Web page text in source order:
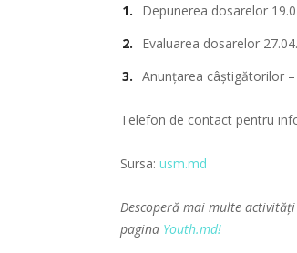
Depunerea dosarelor
Evaluarea dosarelor
Anunțarea câștigătorilor –
Telefon de contact pentru
Sursa: usm.md
Descoperă mai multe
pagina Youth.md!